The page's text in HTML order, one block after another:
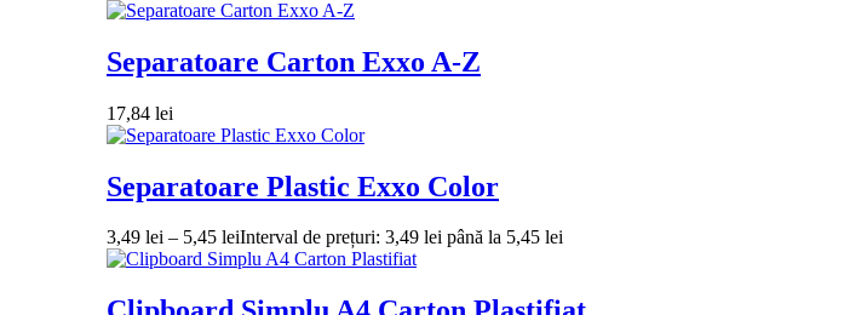
Separatoare Carton Exxo A-Z
17,84 lei
Separatoare Plastic Exxo Color
3,49 lei – 5,45 leiInterval de prețuri: 3,49 lei până la 5,45 lei